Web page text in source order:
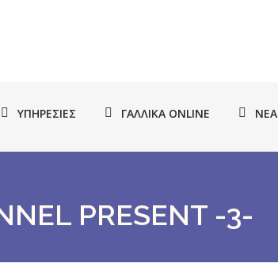
ΥΠΗΡΕΣΊΕΣ ΓΑΛΛΙΚΆ ONLINE ΝΈΑ
PRESENT -3-